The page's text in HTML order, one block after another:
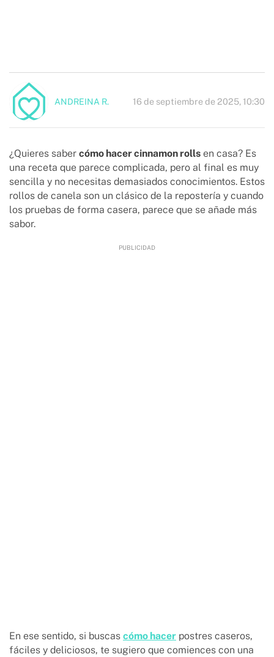
ANDREINA R. 16 de septiembre de 2025, 10:30
¿Quieres saber cómo hacer cinnamon rolls en casa? Es
una receta que parece complicada, pero al final es muy
sencilla y no necesitas demasiados conocimientos. Estos
rollos de canela son un clásico de la repostería y cuando
los pruebas de forma casera, parece que se añade más
sabor.
En ese sentido, si buscas cómo hacer postres caseros,
fáciles y deliciosos, te sugiero que comiences con una